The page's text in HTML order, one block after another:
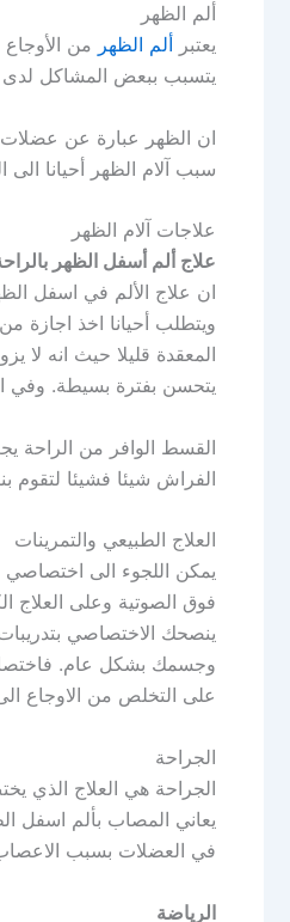
ألم الظهر
يعتبر ألم الظهر من الأوجاع
يتسبب ببعض المشاكل لدى
ان الظهر عبارة عن عضلات
سبب آلام الظهر أحيانا
علاجات آلام الظهر
علاج ألم أسفل الظهر
ان علاج الألم في اسفل
ويتطلب أحيانا اخذ اجازة
المعقدة قليلا حيث انه
يتحسن بفترة بسيطة. وفي
القسط الوافر من الراحة
الفراش شيئا فشيئا
العلاج الطبيعي والتمرينات
يمكن اللجوء الى اختصاصي
فوق الصوتية وعلى العلاج
ينصحك الاختصاصي
وجسمك بشكل عام.
على التخلص من الاوجاع الى
الجراحة
الجراحة هي العلاج الذي
يعاني المصاب بألم اسفل
في العضلات بسبب الاعصاب
الرياضة